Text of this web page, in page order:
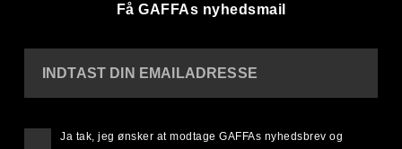
Få GAFFAs nyhedsmail
INDTAST DIN EMAILADRESSE
Ja tak, jeg ønsker at modtage GAFFAs nyhedsbrev og